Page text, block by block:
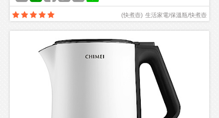
生活家電/保溫瓶/快煮壺
(快煮壺)